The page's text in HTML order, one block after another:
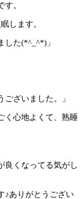
。
します。
た(*^_^*)」
ざいました。」
く心地よくて、熟睡
良くなってる気がし
♪ありがとうござい